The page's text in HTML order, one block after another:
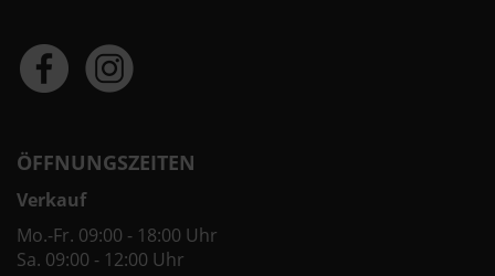
ÖFFNUNGSZEITEN
Verkauf
Mo.-Fr. 09:00 - 18:00 Uhr
Sa. 09:00 - 12:00 Uhr